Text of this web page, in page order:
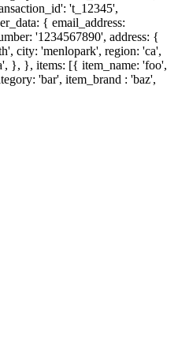
't_12345',
{ email_address:
'1234567890', address: {
city: 'menlopark', region: 'ca',
}, }, items: [{ item_name: 'foo',
'bar', item_brand : 'baz',